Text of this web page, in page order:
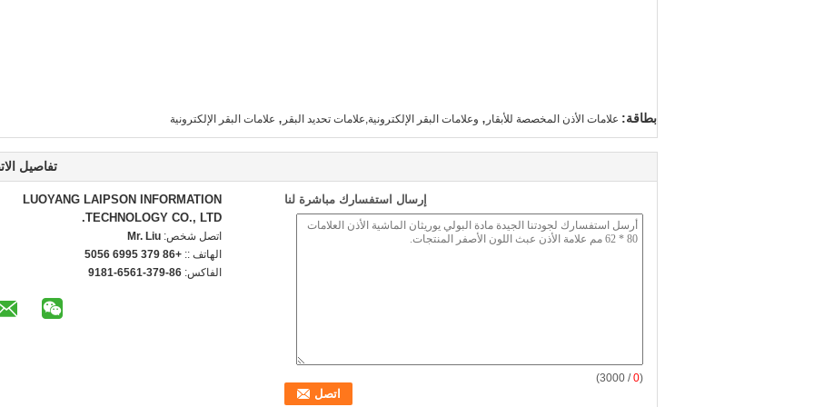
بطاقة: علامات الأذن المخصصة للأبقار , وعلامات البقر الإلكترونية,علامات تحديد البقر , علامات البقر الإلكترونية
تفاصيل
LUOYANG LAIPSON INFORMATION
TECHNOLOGY CO., LTD.
اتصل شخص: Mr. Liu
الهاتف :: +86 379 6995 5056
الفاكس: 86-379-6561-9181
إرسال استفسارك مباشرة لنا
(
0
/ 3000)